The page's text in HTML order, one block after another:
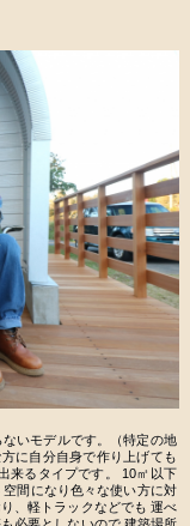
ないモデルです。（特定の地
に自分自身で作り上げても
来るタイプです。 10㎡以下
間になり色々な使い方に対
、軽トラックなどでも 運べ